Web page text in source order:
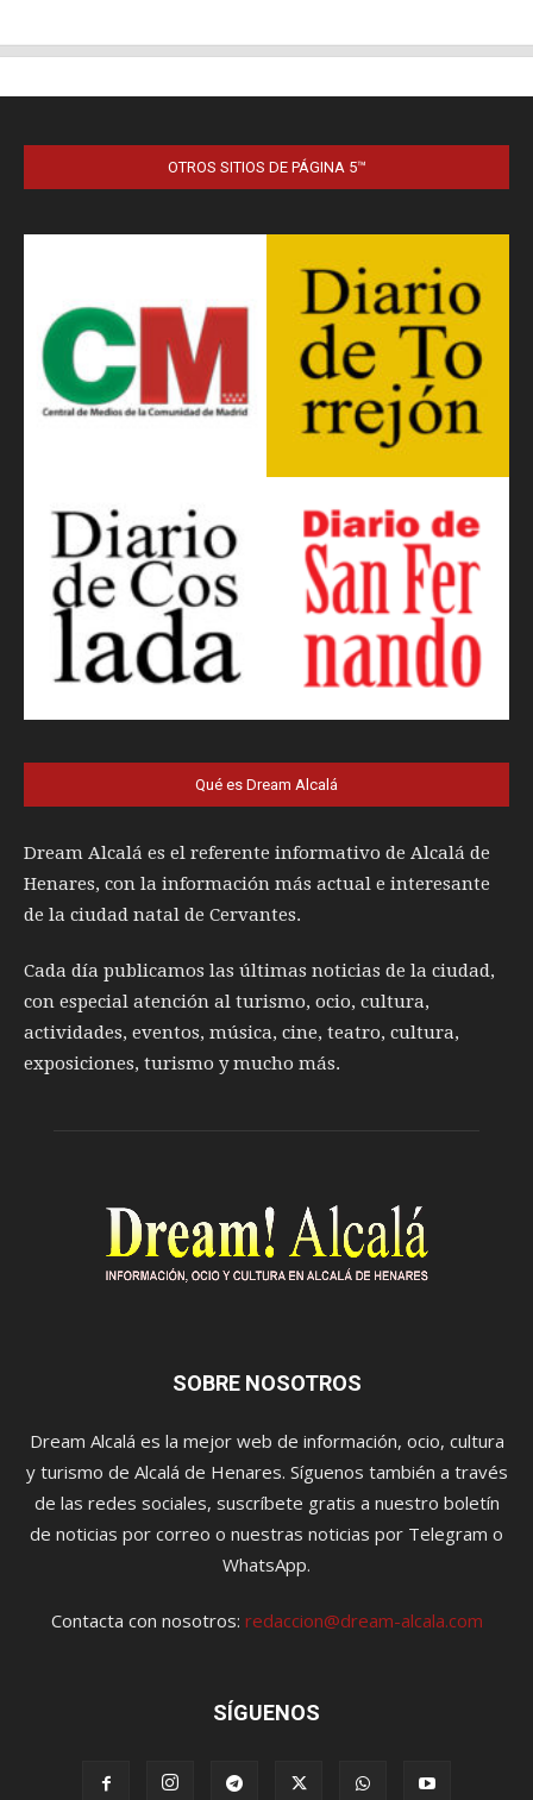
OTROS SITIOS DE PÁGINA 5™
Qué es Dream Alcalá
Dream Alcalá es el referente informativo de Alcalá de
Henares, con la información más actual e interesante
de la ciudad natal de Cervantes.
Cada día publicamos las últimas noticias de la ciudad,
con especial atención al turismo, ocio, cultura,
actividades, eventos, música, cine, teatro, cultura,
exposiciones, turismo y mucho más.
SOBRE NOSOTROS
Dream Alcalá es la mejor web de información, ocio, cultura
y turismo de Alcalá de Henares. Síguenos también a través
de las redes sociales, suscríbete gratis a nuestro boletín
de noticias por correo o nuestras noticias por Telegram o
WhatsApp.
Contacta con nosotros: redaccion@dream-alcala.com
SÍGUENOS